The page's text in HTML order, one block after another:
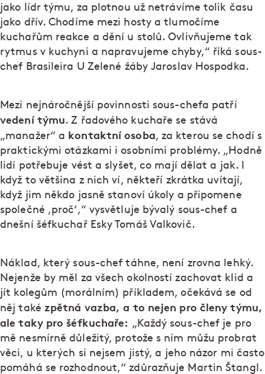
jako lídr týmu, za plotnou už netrávíme tolik času
jako dřív. Chodíme mezi hosty a tlumočíme
kuchařům reakce a dění u stolů. Ovlivňujeme tak
rytmus v kuchyni a napravujeme chyby,“ říká sous-
chef Brasileira U Zelené žáby Jaroslav Hospodka.
Mezi nejnáročnější povinnosti sous-chefa patří
vedení týmu. Z řadového kuchaře se stává
„manažer“ a kontaktní osoba, za kterou se chodí s
praktickými otázkami i osobními problémy. „Hodně
lidí potřebuje vést a slyšet, co mají dělat a jak. I
když to většina z nich ví, někteří zkrátka uvítají,
když jim někdo jasně stanoví úkoly a připomene
společné ,proč‘,“ vysvětluje bývalý sous-chef a
dnešní šéfkuchař Esky Tomáš Valkovič.
Náklad, který sous-chef táhne, není zrovna lehký.
Nejenže by měl za všech okolností zachovat klid a
jít kolegům (morálním) příkladem, očekává se od
něj také zpětná vazba, a to nejen pro členy týmu,
ale taky pro šéfkuchaře: „Každý sous-chef je pro
mě nesmírně důležitý, protože s ním můžu probrat
věci, u kterých si nejsem jistý, a jeho názor mi často
pomáhá se rozhodnout,“ zdůrazňuje Martin Štangl.